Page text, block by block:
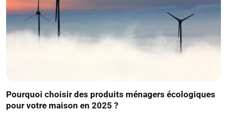
Pourquoi choisir des produits ménagers écologiques
pour votre maison en 2025 ?